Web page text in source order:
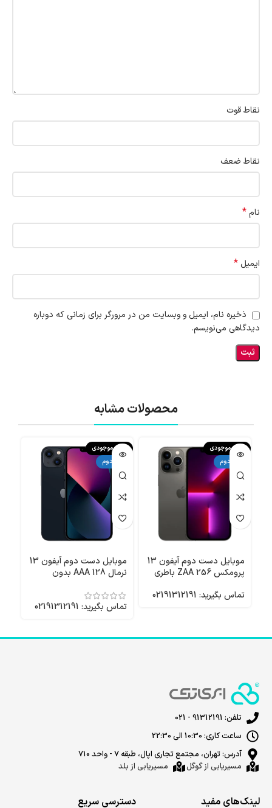
نقاط قوت
نقاط ضعف
نام*
ایمیل *
ذخیره نام، ایمیل و وبسایت من در مرورگر برای زمانی که دوباره
دیدگاهی می‌نویسم.
محصولات مشابه
اتمام موجودی
دست دوم
موبایل دست دوم آیفون 13
پرومکس 256 ZAA باطری
تماس بگیرید: 02191312191
اتمام موجودی
دست دوم
موبایل دست دوم آیفون 13
نرمال 128 AAA بدون
تماس بگیرید: 02191312191
تلفن: 91312191 - 021
ساعت کاری: 10:30 الی 22:30
آدرس: تهران، مجتمع تجاری اپال، طبقه 7 - واحد 710
مسیریابی از گوگل
مسیریابی از بلد
لینک‌های مفید دسترسی سریع